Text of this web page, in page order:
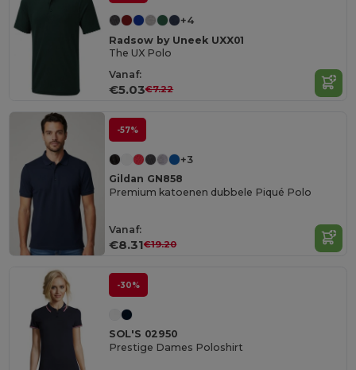
+4
Radsow by Uneek UXX01
The UX Polo
Vanaf:
€5.03€7.22
-57%
+3
Gildan GN858
Premium katoenen dubbele Piqué Polo
Vanaf:
€8.31€19.20
-30%
SOL'S 02950
Prestige Dames Poloshirt